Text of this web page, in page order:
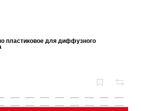
пластиковое для диффузного